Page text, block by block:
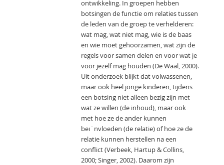
ontwikkeling. In groepen hebben
botsingen de functie om relaties tussen
de leden van de groep te verhelderen:
wat mag, wat niet mag, wie is de baas
en wie moet gehoorzamen, wat zijn de
regels voor samen delen en voor wat je
voor jezelf mag houden (De Waal, 2000).
Uit onderzoek blijkt dat volwassenen,
maar ook heel jonge kinderen, tijdens
een botsing niet alleen bezig zijn met
wat ze willen (de inhoud), maar ook
met hoe ze de ander kunnen
beı¨nvloeden (de relatie) of hoe ze de
relatie kunnen herstellen na een
conflict (Verbeek, Hartup & Collins,
2000; Singer, 2002). Daarom zijn